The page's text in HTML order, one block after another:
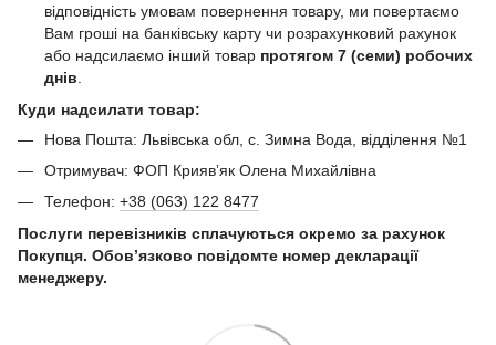
відповідність умовам повернення товару, ми повертаємо
Вам гроші на банківську карту чи розрахунковий рахунок
або надсилаємо інший товар протягом 7 (семи) робочих
днів
Куди надсилати товар:
Нова Пошта: Львівська обл, с. Зимна Вода, відділення №1
Отримувач: ФОП Криявʼяк Олена Михайлівна
Телефон: +38 (063) 122 8477
Послуги перевізників сплачуються окремо за рахунок
Покупця. Обов’язково повідомте номер декларації
менеджеру.